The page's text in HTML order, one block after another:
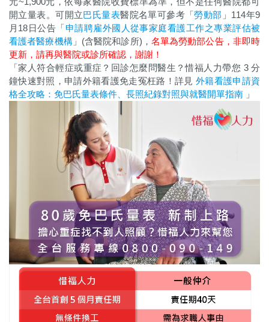
開立量表。可開立巴氏量表醫院名單可參考「勞動部 」114年9
月18日公告「申請聘雇外國人從事家庭看護工作之專業評估被
看護者醫療機構」(含醫院和診所)， 名單為勞動部公告，非即時
更新，請再與醫院或診所確認，謝謝！
「家人符合輕症或重症？回診怎麼問醫生？惜福人力帶您 3 分
鐘快速對照，申請外籍看護免走冤枉路！詳見 外籍看護申請資
格全攻略：免巴氏量表條件、長照紀錄對照與就醫開單指南 」